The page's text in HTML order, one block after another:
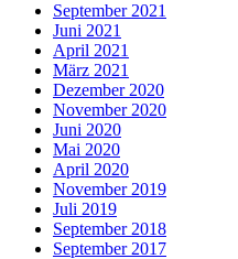
September 2021
Juni 2021
April 2021
März 2021
Dezember 2020
November 2020
Juni 2020
Mai 2020
April 2020
November 2019
Juli 2019
September 2018
September 2017